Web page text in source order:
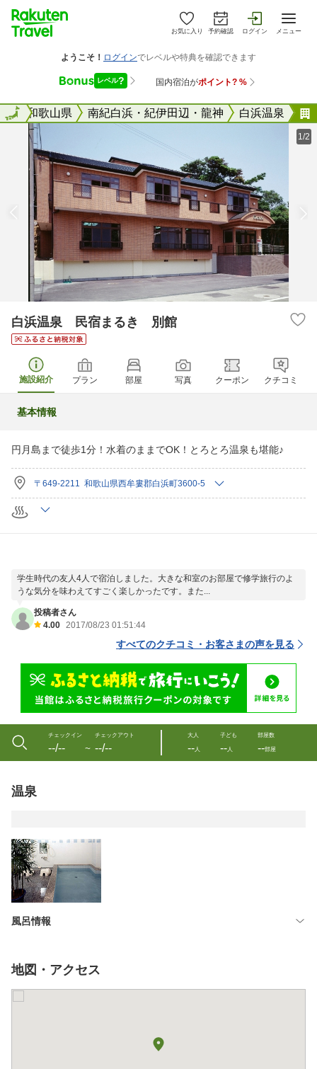
お気に入り 予約確認 ログイン メニュー
全国和歌山県 南紀白浜・紀伊田辺・龍神 白浜温泉
全国
1/2
白浜温泉 民宿まるき 別館
施設紹介 プラン 部屋 写真 クーポン クチコミ
基本情報
円月島まで徒歩1分！水着のままでOK！とろとろ温泉も堪能♪
〒649-2211 和歌山県西牟婁郡白浜町3600-5
学生時代の友人4人で宿泊しました。大きな和室のお部屋で修学旅行のよ
うな気分を味わえてすごく楽しかったです。また...
投稿者さん
4.00 2017/08/23 01:51:44
すべてのクチコミ・お客さまの声を見る
チェックイン
--/-- 〜
チェックアウト
--/--
大人
--人
子ども
--人
部屋数
--部屋
温泉
風呂情報
地図・アクセス